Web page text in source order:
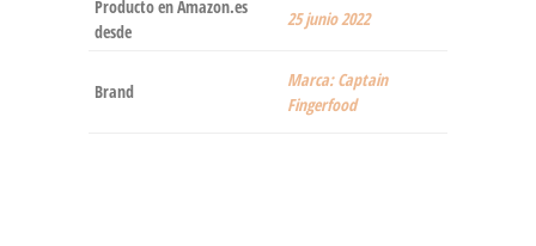
Producto en Amazon.es
desde
25 junio 2022
Brand
Marca: Captain
Fingerfood